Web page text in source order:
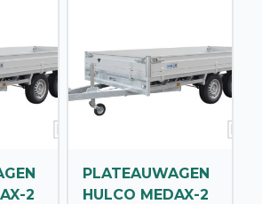
2
PLATEAUWAGEN
HULCO MEDAX-2